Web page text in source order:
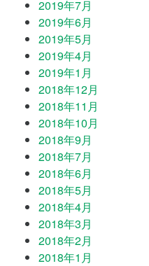
2019年7月
2019年6月
2019年5月
2019年4月
2019年1月
2018年12月
2018年11月
2018年10月
2018年9月
2018年7月
2018年6月
2018年5月
2018年4月
2018年3月
2018年2月
2018年1月